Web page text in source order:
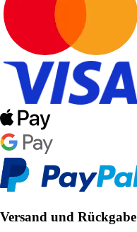
Versand und Rückgabe